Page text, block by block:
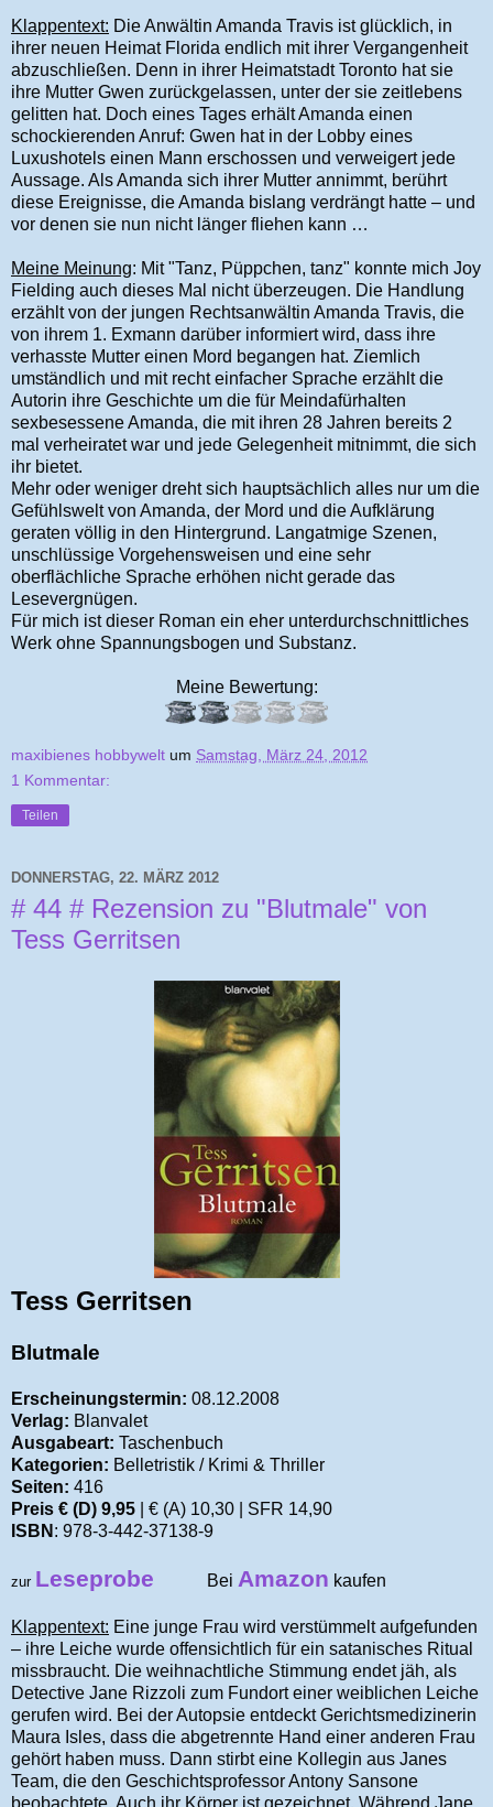
Klappentext: Die Anwältin Amanda Travis ist glücklich, in
ihrer neuen Heimat Florida endlich mit ihrer Vergangenheit
abzuschließen. Denn in ihrer Heimatstadt Toronto hat sie
ihre Mutter Gwen zurückgelassen, unter der sie zeitlebens
gelitten hat. Doch eines Tages erhält Amanda einen
schockierenden Anruf: Gwen hat in der Lobby eines
Luxushotels einen Mann erschossen und verweigert jede
Aussage. Als Amanda sich ihrer Mutter annimmt, berührt
diese Ereignisse, die Amanda bislang verdrängt hatte – und
vor denen sie nun nicht länger fliehen kann …
Meine Meinung: Mit "Tanz, Püppchen, tanz" konnte mich Joy
Fielding auch dieses Mal nicht überzeugen. Die Handlung
erzählt von der jungen Rechtsanwältin Amanda Travis, die
von ihrem 1. Exmann darüber informiert wird, dass ihre
verhasste Mutter einen Mord begangen hat. Ziemlich
umständlich und mit recht einfacher Sprache erzählt die
Autorin ihre Geschichte um die für Meindafürhalten
sexbesessene Amanda, die mit ihren 28 Jahren bereits 2
mal verheiratet war und jede Gelegenheit mitnimmt, die sich
ihr bietet.
Mehr oder weniger dreht sich hauptsächlich alles nur um die
Gefühlswelt von Amanda, der Mord und die Aufklärung
geraten völlig in den Hintergrund. Langatmige Szenen,
unschlüssige Vorgehensweisen und eine sehr
oberflächliche Sprache erhöhen nicht gerade das
Lesevergnügen.
Für mich ist dieser Roman ein eher unterdurchschnittliches
Werk ohne Spannungsbogen und Substanz.
Meine Bewertung:
maxibienes hobbywelt um Samstag, März 24, 2012
1 Kommentar:
Teilen
DONNERSTAG, 22. MÄRZ 2012
# 44 # Rezension zu "Blutmale" von
Tess Gerritsen
Tess Gerritsen
Blutmale
Erscheinungstermin: 08.12.2008
Verlag: Blanvalet
Ausgabeart: Taschenbuch
Kategorien: Belletristik / Krimi & Thriller
Seiten: 416
Preis € (D) 9,95 | € (A) 10,30 | SFR 14,90
ISBN : 978-3-442-37138-9
zur Leseprobe Bei Amazon kaufen
Klappentext: Eine junge Frau wird verstümmelt aufgefunden
– ihre Leiche wurde offensichtlich für ein satanisches Ritual
missbraucht. Die weihnachtliche Stimmung endet jäh, als
Detective Jane Rizzoli zum Fundort einer weiblichen Leiche
gerufen wird. Bei der Autopsie entdeckt Gerichtsmedizinerin
Maura Isles, dass die abgetrennte Hand einer anderen Frau
gehört haben muss. Dann stirbt eine Kollegin aus Janes
Team, die den Geschichtsprofessor Antony Sansone